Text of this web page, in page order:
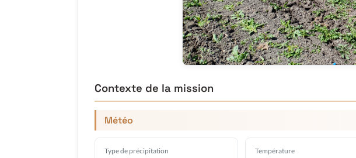
Contexte de la mission
Météo
Type de précipitation Température